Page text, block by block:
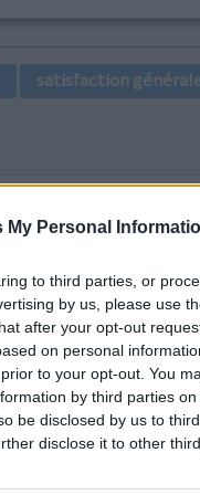
My Personal
to third parties, or
by us, please use
after your opt-out
on personal
to your opt-out. You
by third parties on
be disclosed by us to
disclose it to other
satisfaction
effets
sont stressant. En